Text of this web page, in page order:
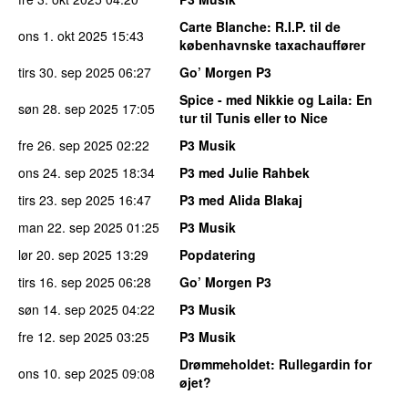
ons 1. okt 2025 15:43 Carte Blanche: R.I.P. til de
københavnske taxachauffører
tirs 30. sep 2025 06:27
Go’ Morgen P3
søn 28. sep 2025 17:05 Spice - med Nikkie og Laila: En
tur til Tunis eller to Nice
fre 26. sep 2025 02:22
P3 Musik
ons 24. sep 2025 18:34
P3 med Julie Rahbek
tirs 23. sep 2025 16:47
P3 med Alida Blakaj
man 22. sep 2025 01:25
P3 Musik
lør 20. sep 2025 13:29
Popdatering
tirs 16. sep 2025 06:28
Go’ Morgen P3
søn 14. sep 2025 04:22
P3 Musik
fre 12. sep 2025 03:25
P3 Musik
ons 10. sep 2025 09:08 Drømmeholdet: Rullegardin for
øjet?